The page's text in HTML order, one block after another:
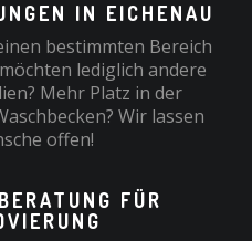
IN EICHENAU
bestimmten Bereich
lediglich andere
Mehr Platz in der
Wir lassen
offen!
FÜR